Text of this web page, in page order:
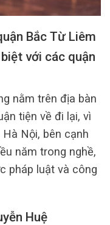
Bắc Từ Liêm
với các quận
nằm trên địa bàn
tiện về đi lại, vì
Nội, bên cạnh
năm trong nghề,
pháp luật và công
Huệ